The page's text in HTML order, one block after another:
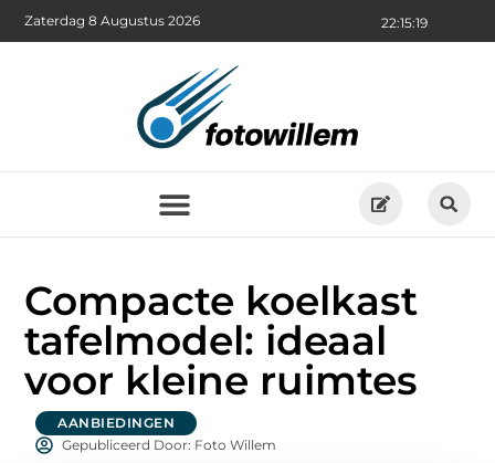
22:15:21
Zaterdag 8 Augustus 2026
Compacte koelkast
tafelmodel: ideaal
voor kleine ruimtes
AANBIEDINGEN
Gepubliceerd Door: Foto Willem